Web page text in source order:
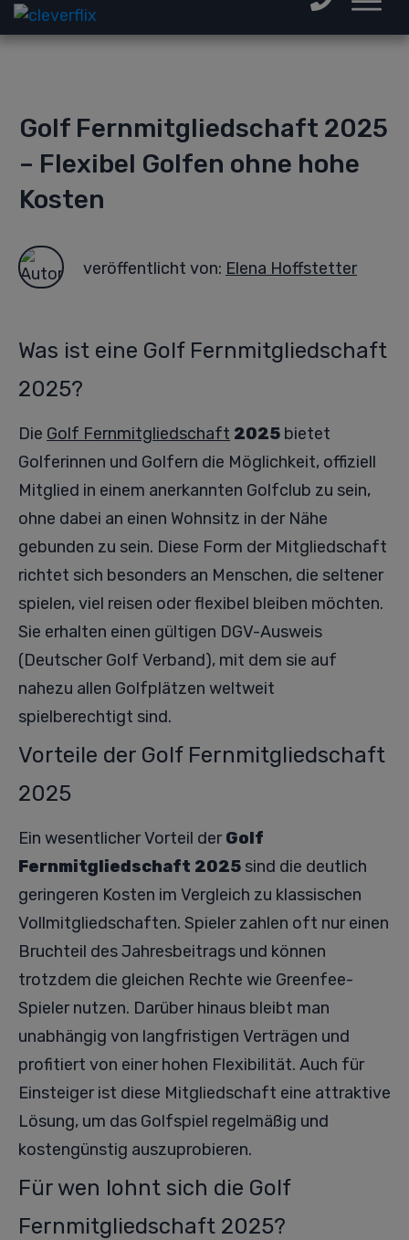
Golf Fernmitgliedschaft 2025
– Flexibel Golfen ohne hohe
Kosten
veröffentlicht von: Elena Hoffstetter
Was ist eine Golf Fernmitgliedschaft
2025?
Die Golf Fernmitgliedschaft 2025 bietet
Golferinnen und Golfern die Möglichkeit, offiziell
Mitglied in einem anerkannten Golfclub zu sein,
ohne dabei an einen Wohnsitz in der Nähe
gebunden zu sein. Diese Form der Mitgliedschaft
richtet sich besonders an Menschen, die seltener
spielen, viel reisen oder flexibel bleiben möchten.
Sie erhalten einen gültigen DGV-Ausweis
(Deutscher Golf Verband), mit dem sie auf
nahezu allen Golfplätzen weltweit
spielberechtigt sind.
Vorteile der Golf Fernmitgliedschaft
2025
Ein wesentlicher Vorteil derGolf
Fernmitgliedschaft 2025 sind die deutlich
geringeren Kosten im Vergleich zu klassischen
Vollmitgliedschaften. Spieler zahlen oft nur einen
Bruchteil des Jahresbeitrags und können
trotzdem die gleichen Rechte wie Greenfee-
Spieler nutzen. Darüber hinaus bleibt man
unabhängig von langfristigen Verträgen und
profitiert von einer hohen Flexibilität. Auch für
Einsteiger ist diese Mitgliedschaft eine attraktive
Lösung, um das Golfspiel regelmäßig und
kostengünstig auszuprobieren.
Für wen lohnt sich die Golf
Fernmitgliedschaft 2025?